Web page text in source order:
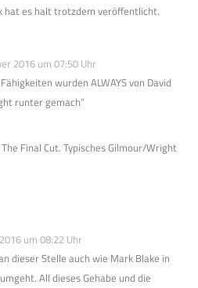
hat es halt trotzdem veröffentlicht.
2016 um 07:50 Uhr
wurden ALWAYS von David
runter gemach”
Final Cut. Typisches Gilmour/Wright
um 08:22 Uhr
dieser Stelle auch wie Mark Blake in
All dieses Gehabe und die